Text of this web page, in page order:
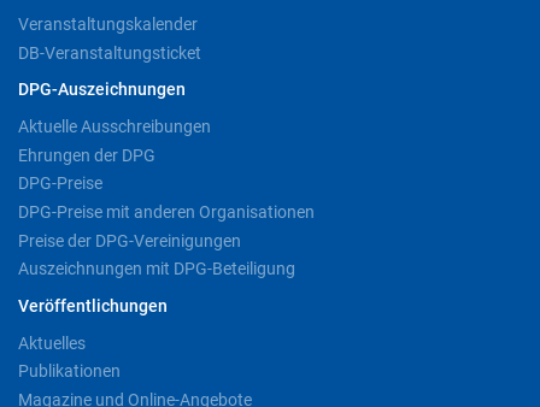
Veranstaltungskalender
DB-Veranstaltungsticket
DPG-Auszeichnungen
Aktuelle Ausschreibungen
Ehrungen der DPG
DPG-Preise
DPG-Preise mit anderen Organisationen
Preise der DPG-Vereinigungen
Auszeichnungen mit DPG-Beteiligung
Veröffentlichungen
Aktuelles
Publikationen
Magazine und Online-Angebote